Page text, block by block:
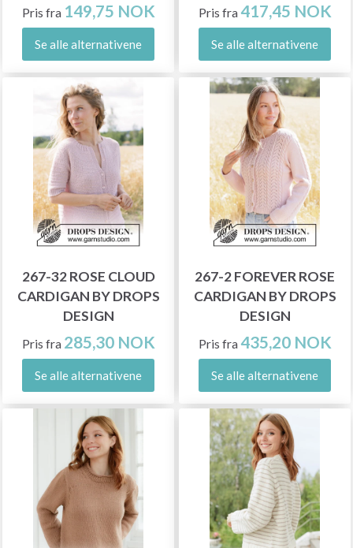
Pris fra 149,75 NOK
Se alle alternativene
Pris fra417,45 NOK
Se alle alternativene
267-32 ROSE CLOUD
CARDIGAN BY DROPS
DESIGN
Pris fra 285,30 NOK
Se alle alternativene
267-2 FOREVER ROSE
CARDIGAN BY DROPS
DESIGN
Pris fra435,20 NOK
Se alle alternativene